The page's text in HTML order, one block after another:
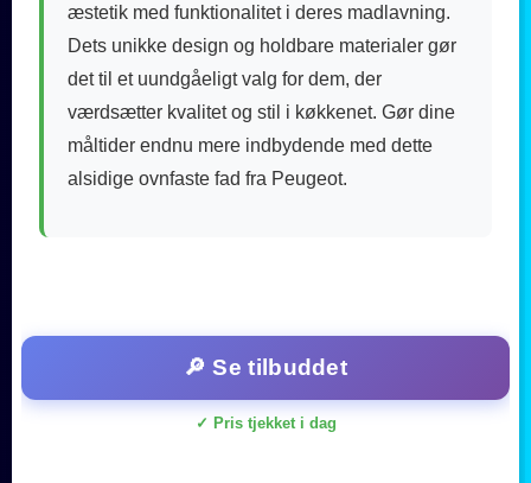
æstetik med funktionalitet i deres madlavning.
Dets unikke design og holdbare materialer gør
det til et uundgåeligt valg for dem, der
værdsætter kvalitet og stil i køkkenet. Gør dine
måltider endnu mere indbydende med dette
alsidige ovnfaste fad fra Peugeot.
🔎 Se tilbuddet
✓ Pris tjekket i dag